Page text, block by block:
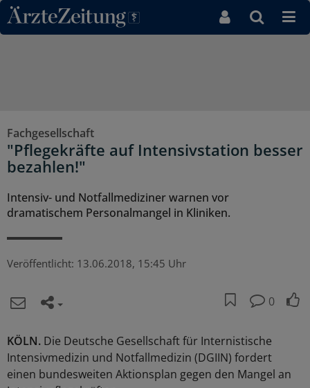
Direkt zum Inhaltsbereich
Fachgesellschaft
"Pflegekräfte auf Intensivstation besser
bezahlen!"
Intensiv- und Notfallmediziner warnen vor
dramatischem Personalmangel in Kliniken.
Veröffentlicht: 13.06.2018, 15:45 Uhr
0
KÖLN. Die Deutsche Gesellschaft für Internistische
Intensivmedizin und Notfallmedizin (DGIIN) fordert
einen bundesweiten Aktionsplan gegen den Mangel an